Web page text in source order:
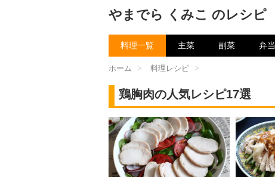
やまでら くみこ のレシピ
料理一覧 主菜 副菜 弁当
ホーム > 料理レシピ >
鶏胸肉の人気レシピ17選